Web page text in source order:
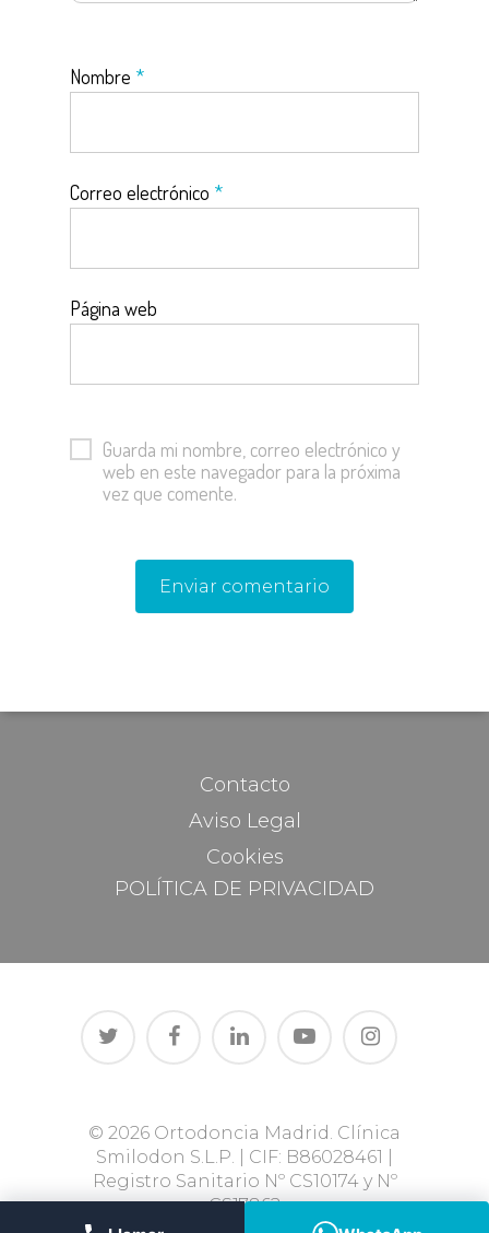
Nombre *
Correo electrónico *
Página web
Guarda mi nombre, correo electrónico y
web en este navegador para la próxima
vez que comente.
Contacto
Aviso Legal
Cookies
POLÍTICA DE PRIVACIDAD
© 2026 Ortodoncia Madrid. Clínica
Smilodon S.L.P. | CIF: B86028461 |
Registro Sanitario Nº CS10174 y Nº
CS17862